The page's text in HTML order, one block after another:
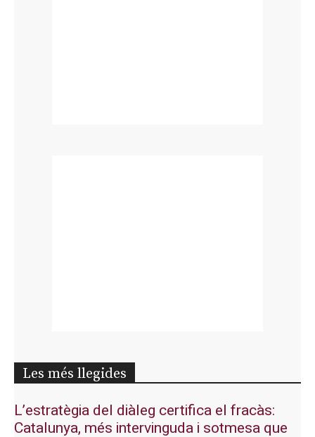
Les més llegides
L’estratègia del diàleg certifica el fracàs:
Catalunya, més intervinguda i sotmesa que